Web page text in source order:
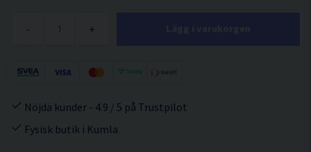
- +
Nöjda kunder - 4.9 / 5 på Trustpilot
Fysisk butik i Kumla